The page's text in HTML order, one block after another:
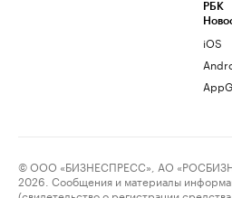
РБК
iOS
© ООО «БИЗНЕСПРЕСС», АО
2026. Сообщения и материалы